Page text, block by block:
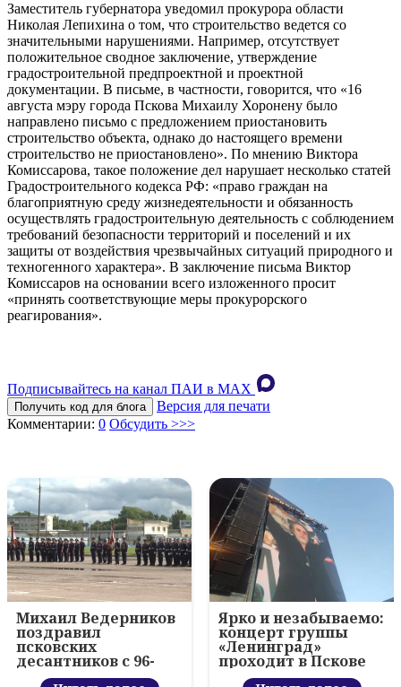
Заместитель губернатора уведомил прокурора области
Николая Лепихина о том, что строительство ведется со
значительными нарушениями. Например, отсутствует
положительное сводное заключение, утверждение
градостроительной предпроектной и проектной
документации. В письме, в частности, говорится, что «16
августа мэру города Пскова Михаилу Хоронену было
направлено письмо с предложением приостановить
строительство объекта, однако до настоящего времени
строительство не приостановлено». По мнению Виктора
Комиссарова, такое положение дел нарушает несколько статей
Градостроительного кодекса РФ: «право граждан на
благоприятную среду жизнедеятельности и обязанность
осуществлять градостроительную деятельность с соблюдением
требований безопасности территорий и поселений и их
защиты от воздействия чрезвычайных ситуаций природного и
техногенного характера». В заключение письма Виктор
Комиссаров на основании всего изложенного просит
«принять соответствующие меры прокурорского
реагирования».
Подписывайтесь на канал ПАИ в MAХ
Получить код для блога
Версия для печати
Комментарии: 0 Обсудить >>>
Михаил Ведерников
поздравил
псковских
десантников с 96-
летием ВДВ и
Ярко и незабываемо:
концерт группы
«Ленинград»
проходит в Пскове